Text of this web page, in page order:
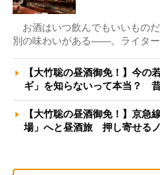
お酒はいつ飲んでもいいもの
別の味わいがある――。ライター
【大竹聡の昼酒御免！】今の
ギ」を知らないって本当？
【大竹聡の昼酒御免！】京急
場」へと昼酒旅 押し寄せる